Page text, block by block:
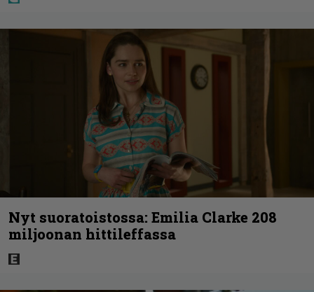
Nyt suoratoistossa: Emilia Clarke 208
miljoonan hittileffassa